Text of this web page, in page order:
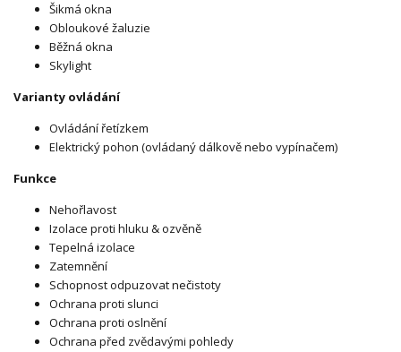
Šikmá okna
Obloukové žaluzie
Běžná okna
Skylight
Varianty ovládání
Ovládání řetízkem
Elektrický pohon (ovládaný dálkově nebo vypínačem)
Funkce
Nehořlavost
Izolace proti hluku & ozvěně
Tepelná izolace
Zatemnění
Schopnost odpuzovat nečistoty
Ochrana proti slunci
Ochrana proti oslnění
Ochrana před zvědavými pohledy